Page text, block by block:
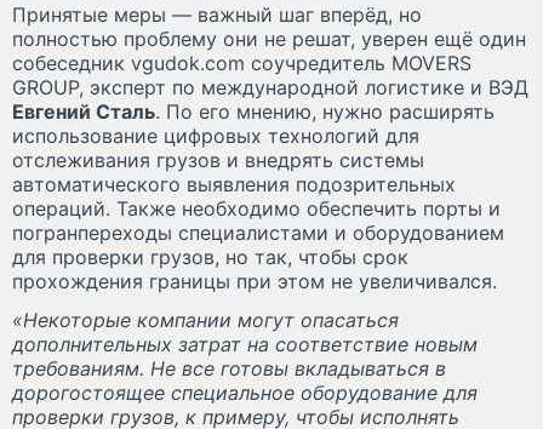
Принятые меры — важный шаг вперёд, но
полностью проблему они не решат, уверен ещё один
собеседник vgudok.com соучредитель MOVERS
GROUP, эксперт по международной логистике и ВЭД
Евгений Сталь. По его мнению, нужно расширять
использование цифровых технологий для
отслеживания грузов и внедрять системы
автоматического выявления подозрительных
операций. Также необходимо обеспечить порты и
погранпереходы специалистами и оборудованием
для проверки грузов, но так, чтобы срок
прохождения границы при этом не увеличивался.
«Некоторые компании могут опасаться
дополнительных затрат на соответствие новым
требованиям. Не все готовы вкладываться в
дорогостоящее специальное оборудование для
проверки грузов, к примеру, чтобы исполнять